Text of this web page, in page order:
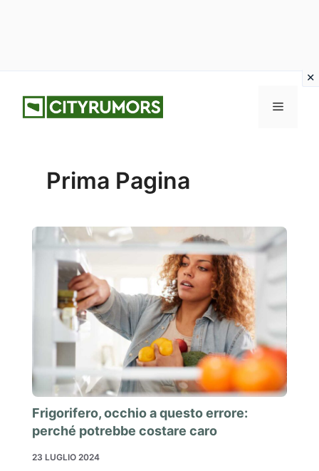
Menu
Prima Pagina
Frigorifero, occhio a questo errore:
perché potrebbe costare caro
23 LUGLIO 2024